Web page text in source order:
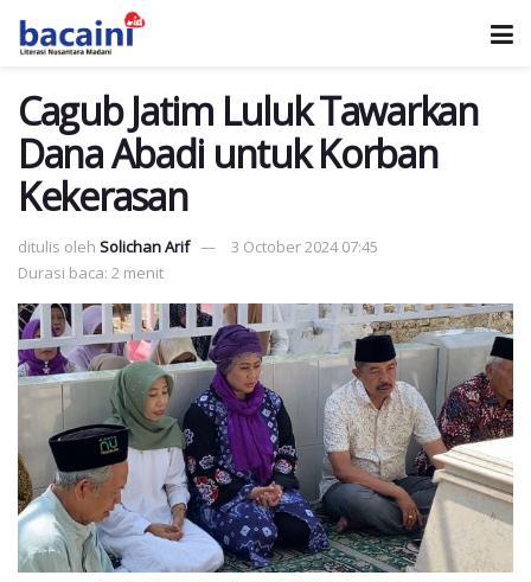
Cagub Jatim Luluk Tawarkan
Dana Abadi untuk Korban
Kekerasan
ditulis oleh Solichan Arif
3 October 2024 07:45
Durasi baca: 2 menit